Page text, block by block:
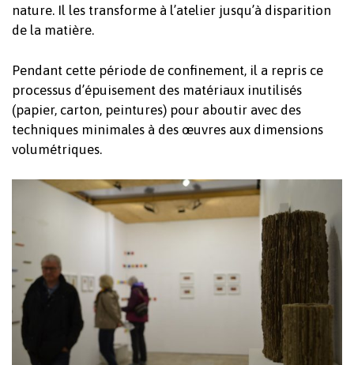
nature. Il les transforme à l’atelier jusqu’à disparition
de la matière.
Pendant cette période de confinement, il a repris ce
processus d’épuisement des matériaux inutilisés
(papier, carton, peintures) pour aboutir avec des
techniques minimales à des œuvres aux dimensions
volumétriques.